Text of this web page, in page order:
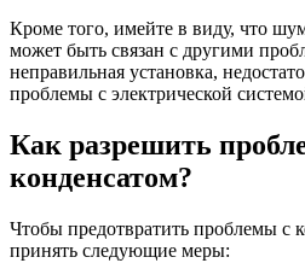
Кроме того, имейте в виду, что
может быть связан с другими
неправильная установка,
проблемы с электрической
Как разрешить
конденсатом?
Чтобы предотвратить проблемы с
принять следующие меры: